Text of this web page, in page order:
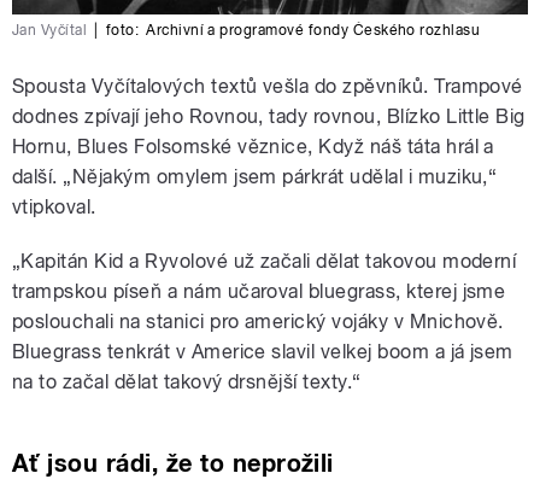
Jan Vyčítal foto: Archivní a programové fondy Českého rozhlasu
Spousta Vyčítalových textů vešla do zpěvníků. Trampové
dodnes zpívají jeho Rovnou, tady rovnou, Blízko Little Big
Hornu, Blues Folsomské věznice, Když náš táta hrál a
další. „Nějakým omylem jsem párkrát udělal i muziku,“
vtipkoval.
„Kapitán Kid a Ryvolové už začali dělat takovou moderní
trampskou píseň a nám učaroval bluegrass, kterej jsme
poslouchali na stanici pro americký vojáky v Mnichově.
Bluegrass tenkrát v Americe slavil velkej boom a já jsem
na to začal dělat takový drsnější texty.“
Ať jsou rádi, že to neprožili